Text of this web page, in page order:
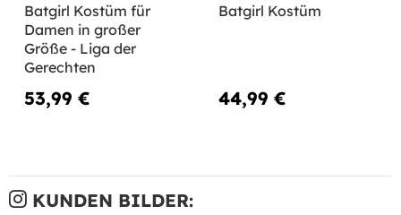
Batgirl Kostüm für
Damen in großer
Größe - Liga der
Gerechten
53,99 €
Batgirl Kostüm
44,99 €
KUNDEN BILDER: